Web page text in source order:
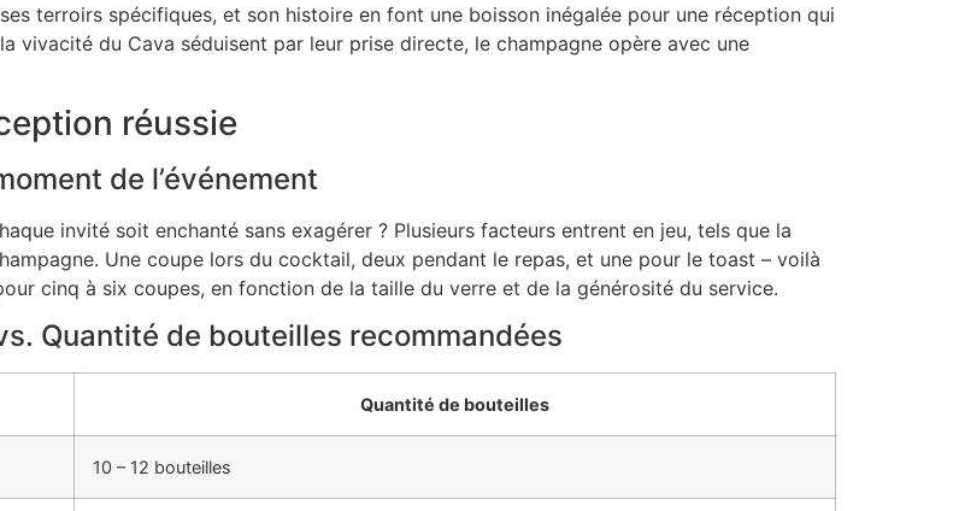
terroirs spécifiques, et son histoire en font une boisson inégalée pour une réception qui
vivacité du Cava séduisent par leur prise directe, le champagne opère avec une
réussie
de l’événement
invité soit enchanté sans exagérer ? Plusieurs facteurs entrent en jeu, tels que la
Une coupe lors du cocktail, deux pendant le repas, et une pour le toast – voilà
cinq à six coupes, en fonction de la taille du verre et de la générosité du service.
Quantité de bouteilles recommandées
Quantité de bouteilles
10 – 12 bouteilles